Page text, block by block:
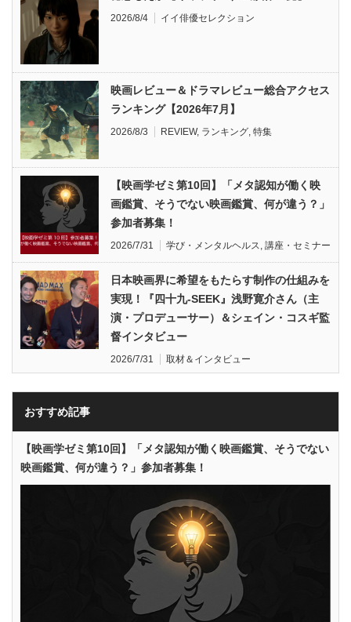
2026/8/4 イイ俳優セレクション
映画レビュー＆ドラマレビュー総合アクセス
ランキング【2026年7月】
2026/8/3 REVIEW, ランキング, 特集
【映画学ゼミ第10回】「メタ認知が働く映
画鑑賞、そうでない映画鑑賞、何が違う？」
参加者募集！
2026/7/31 学び・メンタルヘルス, 講座・セミナー
日本映画界に希望をもたらす制作の仕組みを
実現！『四十九-SEEK』浅野寛介さん（主
演・プロデューサー）＆シェイン・コスギ監
督インタビュー
2026/7/31 取材＆インタビュー
おすすめ記事
【映画学ゼミ第10回】「メタ認知が働く映画鑑賞、そうでない
映画鑑賞、何が違う？」参加者募集！